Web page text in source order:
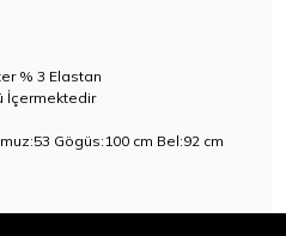
% 3 Elastan
İçermektedir
Gögüs:100 cm Bel:92 cm